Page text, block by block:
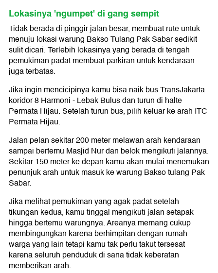
Lokasinya 'ngumpet' di gang sempit
Tidak berada di pinggir jalan besar, membuat rute untuk
menuju lokasi warung Bakso Tulang Pak Sabar sedikit
sulit dicari. Terlebih lokasinya yang berada di tengah
pemukiman padat membuat parkiran untuk kendaraan
juga terbatas.
Jika ingin mencicipinya kamu bisa naik bus TransJakarta
koridor 8 Harmoni - Lebak Bulus dan turun di halte
Permata Hijau. Setelah turun bus, pilih keluar ke arah ITC
Permata Hijau.
Jalan pelan sekitar 200 meter melawan arah kendaraan
sampai bertemu Masjid Nur dan belok mengikuti jalannya.
Sekitar 150 meter ke depan kamu akan mulai menemukan
penunjuk arah untuk masuk ke warung Bakso tulang Pak
Sabar.
Jika melihat pemukiman yang agak padat setelah
tikungan kedua, kamu tinggal mengikuti jalan setapak
hingga bertemu warungnya. Areanya memang cukup
membingungkan karena berhimpitan dengan rumah
warga yang lain tetapi kamu tak perlu takut tersesat
karena seluruh penduduk di sana tidak keberatan
memberikan arah.